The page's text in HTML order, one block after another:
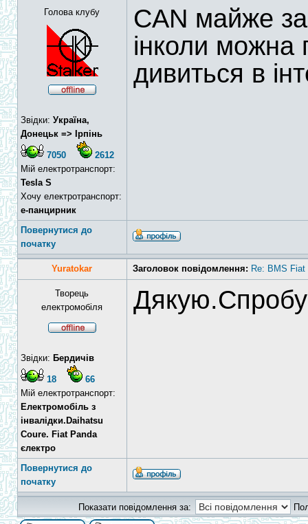
Голова клубу
Звідки: Україна,
Донецьк => Ірпінь
7050
2612
Мій електротранспорт:
Tesla S
Хочу електротранспорт:
е-панцирник
CAN майже
інколи можна
дивиться в
Повернутися до
початку
Yuratokar Заголовок повідомлення: Re: BMS Fiat
Творець
електромобіля
Звідки: Бердичів
18
66
Мій електротранспорт:
Електромобіль з
інвалідки.Daihatsu
Coure. Fiat Panda
єлектро
Повернутися до
початку
Показати повідомлення за: